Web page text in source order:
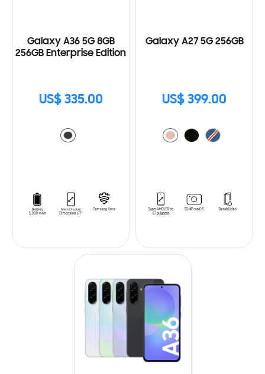
Galaxy A36 5G 8GB
256GB Enterprise Edition
US$ 335.00
Galaxy A27 5G 256GB
US$ 399.00